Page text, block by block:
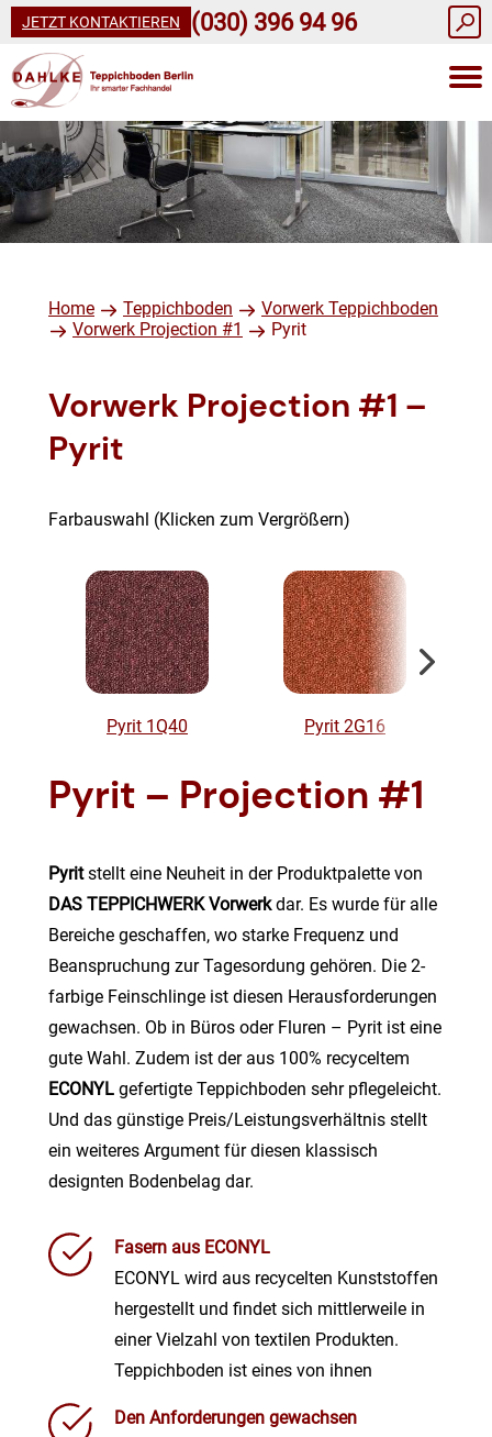
JETZT KONTAKTIEREN (030) 396 94 96
Home Teppichboden
Vorwerk Teppichboden
Vorwerk Projection #1
Pyrit
Vorwerk Projection #1 –
Pyrit
Farbauswahl (Klicken zum Vergrößern)
Pyrit 1Q40 Pyrit 2G16
Pyrit – Projection #1
Pyritstellt eine Neuheit in der Produktpalette von
DAS TEPPICHWERK Vorwerkdar. Es wurde für alle
Bereiche geschaffen, wo starke Frequenz und
Beanspruchung zur Tagesordung gehören. Die 2-
farbige Feinschlinge ist diesen Herausforderungen
gewachsen. Ob in Büros oder Fluren – Pyrit ist eine
gute Wahl. Zudem ist der aus 100% recyceltem
ECONYL gefertigte Teppichboden sehr pflegeleicht.
Und das günstige Preis/Leistungsverhältnis stellt
ein weiteres Argument für diesen klassisch
designten Bodenbelag dar.
Fasern aus ECONYL
ECONYL wird aus recycelten Kunststoffen
hergestellt und findet sich mittlerweile in
einer Vielzahl von textilen Produkten.
Teppichboden ist eines von ihnen
Den Anforderungen gewachsen